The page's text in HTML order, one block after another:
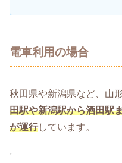
電車利用の場合
秋田県や新潟県など、山
田駅や新潟駅から酒田駅
が運行しています。